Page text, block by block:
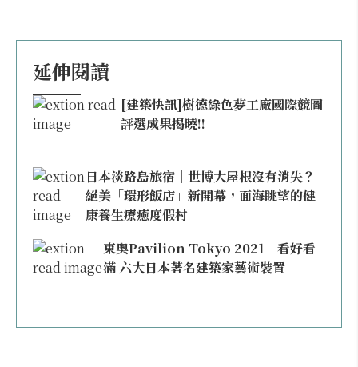
延伸閱讀
[建築快訊]樹德綠色夢工廠國際競圖
評選成果揭曉!!
日本淡路島旅宿｜世博大屋根沒有消失？
絕美「環形飯店」新開幕，面海眺望的健
康養生療癒度假村
東奧Pavilion Tokyo 2021－看好看
滿 六大日本著名建築家藝術裝置